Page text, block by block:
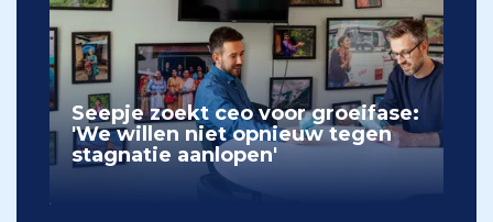
Seepje zoekt ceo voor groeifase:
'We willen niet opnieuw tegen
stagnatie aanlopen'